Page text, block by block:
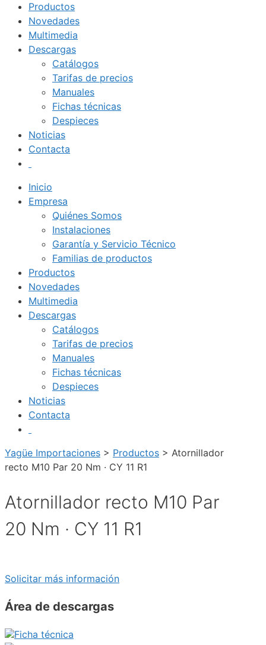
Productos
Novedades
Multimedia
Descargas
Catálogos
Tarifas de precios
Manuales
Fichas técnicas
Despieces
Noticias
Contacta
Inicio
Empresa
Quiénes Somos
Instalaciones
Garantía y Servicio Técnico
Familias de productos
Productos
Novedades
Multimedia
Descargas
Catálogos
Tarifas de precios
Manuales
Fichas técnicas
Despieces
Noticias
Contacta
Yagüe Importaciones > Productos > Atornillador
recto M10 Par 20 Nm · CY 11 R1
Atornillador recto M10 Par
20 Nm · CY 11 R1
Solicitar más información
Área de descargas
Ficha técnica